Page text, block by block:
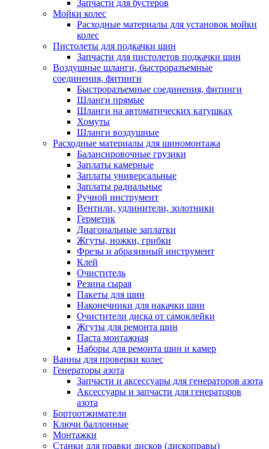
Запчасти для бустеров
Мойки колес
Расходные материалы для установок мойки
колес
Пистолеты для подкачки шин
Запчасти для пистолетов подкачки шин
Воздушные шланги, быстроразъемные
соединения, фитинги
Быстроразъемные соединения, фитинги
Шланги прямые
Шланги на автоматических катушках
Хомуты
Шланги воздушные
Расходные материалы для шиномонтажа
Балансировочные грузики
Заплаты камерные
Заплаты универсальные
Заплаты радиальные
Ручной инструмент
Вентили, удлинители, золотники
Герметик
Диагональные заплатки
Жгуты, ножки, грибки
Фрезы и абразивный инструмент
Клей
Очиститель
Резина сырая
Пакеты для шин
Наконечники для накачки шин
Очистители диска от самоклейки
Жгуты для ремонта шин
Паста монтажная
Наборы для ремонта шин и камер
Ванны для проверки колес
Генераторы азота
Запчасти и аксессуары для генераторов азота
Аксессуары и запчасти для генераторов
азота
Бортоотжиматели
Ключи баллонные
Монтажки
Станки для правки дисков (дископравы)